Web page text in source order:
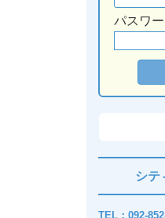
パスワ
シテ
TEL：092-